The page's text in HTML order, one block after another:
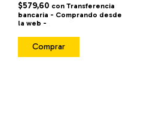
$579,60 con Transferencia
bancaria - Comprando desde
la web -
Comprar